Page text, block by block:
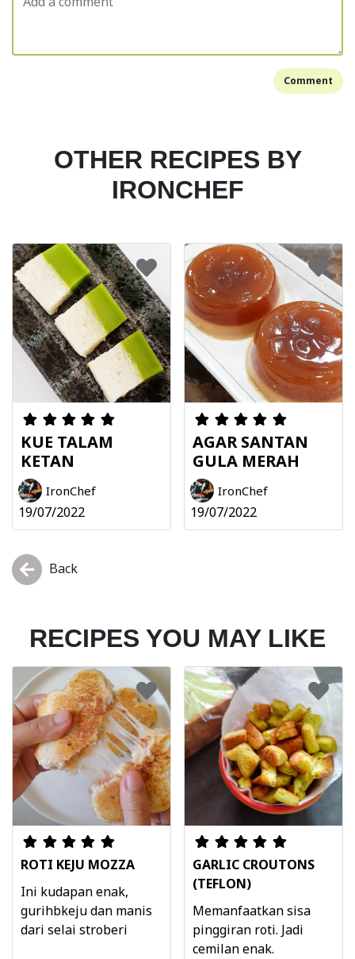
Comment
OTHER RECIPES BY
IRONCHEF
KUE TALAM
KETAN
IronChef
19/07/2022
AGAR SANTAN
GULA MERAH
IronChef
19/07/2022
Back
RECIPES YOU MAY LIKE
ROTI KEJU MOZZA
Ini kudapan enak,
gurihbkeju dan manis
dari selai stroberi
GARLIC CROUTONS
(TEFLON)
Memanfaatkan sisa
pinggiran roti. Jadi
cemilan enak.